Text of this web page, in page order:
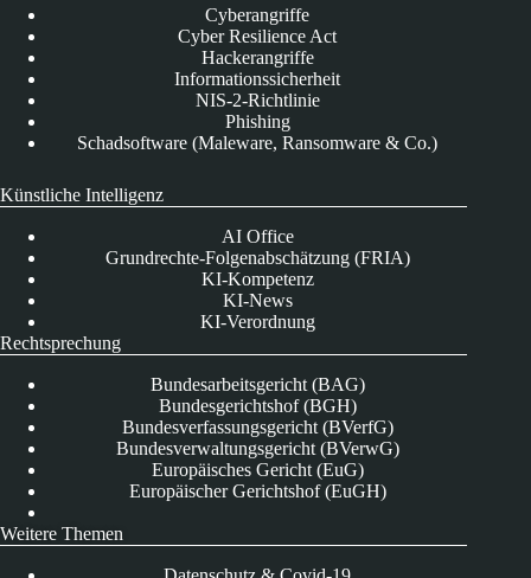
Cyberangriffe
Cyber Resilience Act
Hackerangriffe
Informationssicherheit
NIS-2-Richtlinie
Phishing
Schadsoftware (Maleware, Ransomware & Co.)
Künstliche Intelligenz
AI Office
Grundrechte-Folgenabschätzung (FRIA)
KI-Kompetenz
KI-News
KI-Verordnung
Rechtsprechung
Bundesarbeitsgericht (BAG)
Bundesgerichtshof (BGH)
Bundesverfassungsgericht (BVerfG)
Bundesverwaltungsgericht (BVerwG)
Europäisches Gericht (EuG)
Europäischer Gerichtshof (EuGH)
Weitere Themen